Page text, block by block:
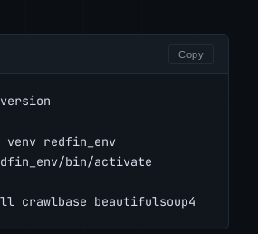
Copy
venv redfin_env
bin/activate
crawlbase beautifulsoup4